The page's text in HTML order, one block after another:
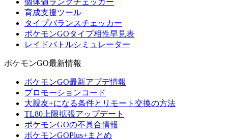
個体値ランクチェッカー
育成支援ツール
タイプバランスチェッカー
ポケモンGOタイプ相性早見表
レイドバトルシミュレーター
ポケモンGO最新情報
ポケモンGO最新アプデ情報
プロモーションコード
大親友+になる条件とリモート交換の方法
TL80上限拡張アップデート
ポケモンGOの不具合情報
ポケモンGOPlus+まとめ